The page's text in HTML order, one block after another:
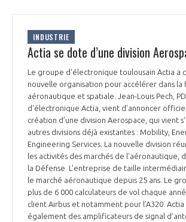
INDUSTRIE
Actia se dote d’une division
Le groupe d'électronique toulousain Actia a
nouvelle organisation pour accélérer dans la
aéronautique et spatiale. Jean-Louis Pech,
d'électronique Actia, vient d'annoncer
création d’une division Aerospace, qui vient
autres divisions déjà existantes : Mobility,
Engineering Services. La nouvelle division
les activités des marchés de l’aéronautique,
la Défense. L'entreprise de taille
le marché aéronautique depuis 25 ans. Le
plus de 6 000 calculateurs de vol chaque
client Airbus et notamment pour l'A320.
également des amplificateurs de signal